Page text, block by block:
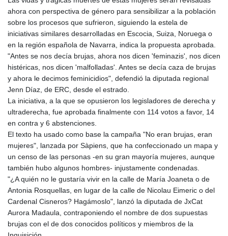
KGS 100.772506
KHR 4671.006893
KMF 492.049525
KRW 1640.978088
KWD 0.356833
KYD 0.960096
KZT 539.86659
LAK 26045.837925
LBP
103192.042878
LKR 386.984902
LSL 18.829049
LTL 3.402561
LVL 0.697039
LYD 7.340541
MAD 10.750759
MDL 20.045426
MGA 4953.209598
MKD 61.530604
MMK 2419.273024
ahora con perspectiva de género para sensibilizar a la población
sobre los procesos que sufrieron, siguiendo la estela de
iniciativas similares desarrolladas en Escocia, Suiza, Noruega o
en la región española de Navarra, indica la propuesta aprobada.
"Antes se nos decía brujas, ahora nos dicen 'feminazis', nos dicen
histéricas, nos dicen 'malfolladas'. Antes se decía caza de brujas
y ahora le decimos feminicidios", defendió la diputada regional
Jenn Díaz, de ERC, desde el estrado.
La iniciativa, a la que se opusieron los legisladores de derecha y
ultraderecha, fue aprobada finalmente con 114 votos a favor, 14
en contra y 6 abstenciones.
El texto ha usado como base la campaña "No eran brujas, eran
mujeres", lanzada por Sàpiens, que ha confeccionado un mapa y
un censo de las personas -en su gran mayoría mujeres, aunque
también hubo algunos hombres- injustamente condenadas.
"¿A quién no le gustaría vivir en la calle de María Joaneta o de
Antonia Rosquellas, en lugar de la calle de Nicolau Eimeric o del
Cardenal Cisneros? Hagámoslo", lanzó la diputada de JxCat
Aurora Madaula, contraponiendo el nombre de dos supuestas
brujas con el de dos conocidos políticos y miembros de la